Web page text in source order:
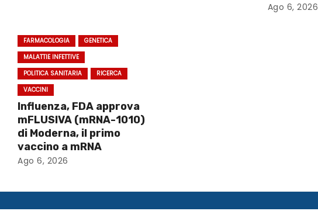
Ago 6, 2026
FARMACOLOGIA
GENETICA
MALATTIE INFETTIVE
POLITICA SANITARIA
RICERCA
VACCINI
Influenza, FDA approva
mFLUSIVA (mRNA-1010)
di Moderna, il primo
vaccino a mRNA
Ago 6, 2026